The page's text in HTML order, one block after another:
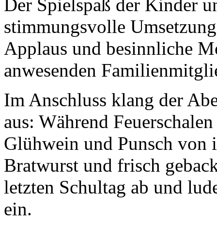
Der Spielspaß der Kinder
stimmungsvolle
Applaus und besinnliche
anwesenden
Im Anschluss klang der
aus: Während
Glühwein und Punsch
Bratwurst und frisch
letzten Schultag ab und
ein.